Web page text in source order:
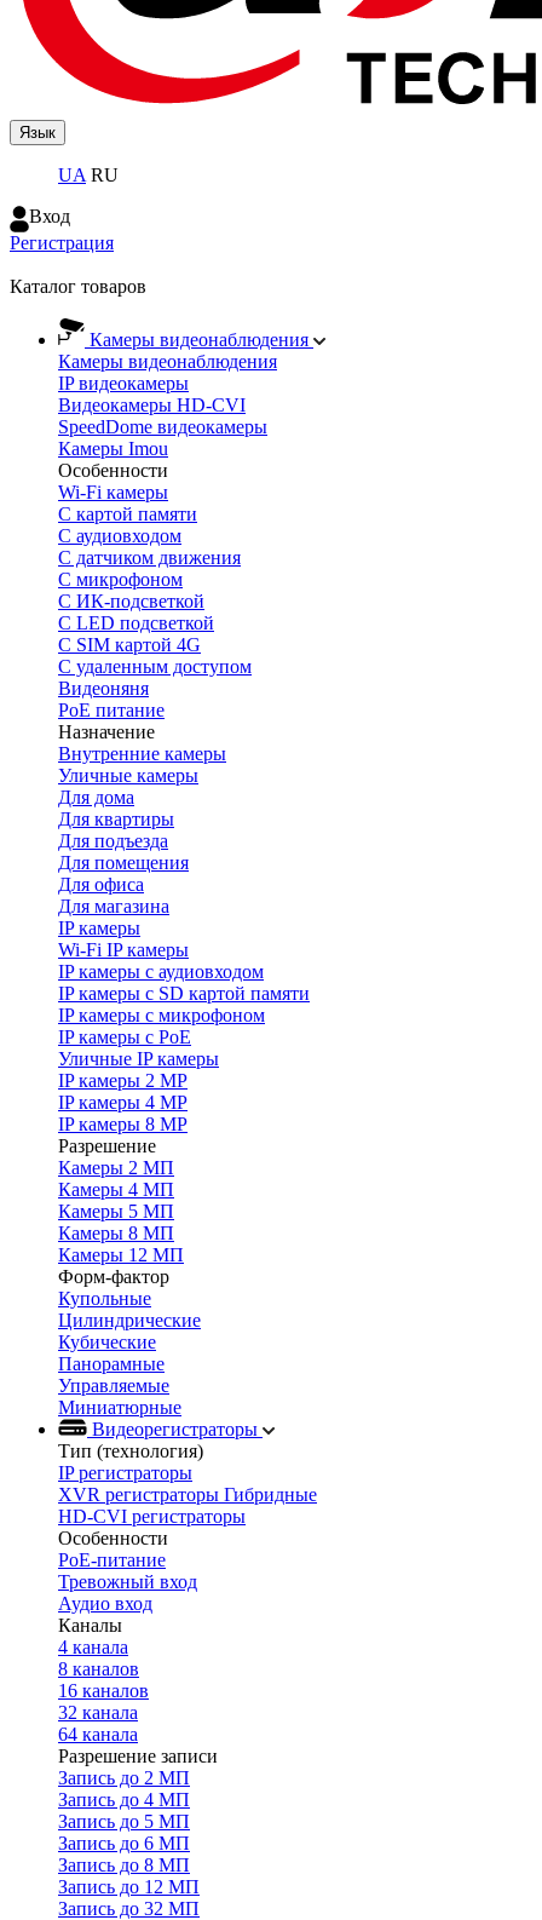
Язык
UA RU
Вход
Регистрация
Каталог товаров
Камеры видеонаблюдения
Камеры видеонаблюдения
IP видеокамеры
Видеокамеры HD-CVI
SpeedDome видеокамеры
Камеры Imou
Особенности
Wi-Fi камеры
С картой памяти
С аудиовходом
С датчиком движения
С микрофоном
С ИК-подсветкой
С LED подсветкой
C SIM картой 4G
C удаленным доступом
Видеоняня
PoE питание
Назначение
Внутренние камеры
Уличные камеры
Для дома
Для квартиры
Для подъезда
Для помещения
Для офиса
Для магазина
IP камеры
Wi-Fi IP камеры
IP камеры с аудиовходом
IP камеры с SD картой памяти
IP камеры с микрофоном
IP камеры с PoE
Уличные IP камеры
IP камеры 2 MP
IP камеры 4 MP
IP камеры 8 MP
Разрешение
Камеры 2 МП
Камеры 4 МП
Камеры 5 МП
Камеры 8 МП
Камеры 12 МП
Форм-фактор
Купольные
Цилиндрические
Кубические
Панорамные
Управляемые
Миниатюрные
Видеорегистраторы
Тип (технология)
IP регистраторы
XVR регистраторы Гибридные
HD-CVI регистраторы
Особенности
PoE-питание
Тревожный вход
Аудио вход
Каналы
4 канала
8 каналов
16 каналов
32 канала
64 канала
Разрешение записи
Запись до 2 МП
Запись до 4 МП
Запись до 5 МП
Запись до 6 МП
Запись до 8 МП
Запись до 12 МП
Запись до 32 МП